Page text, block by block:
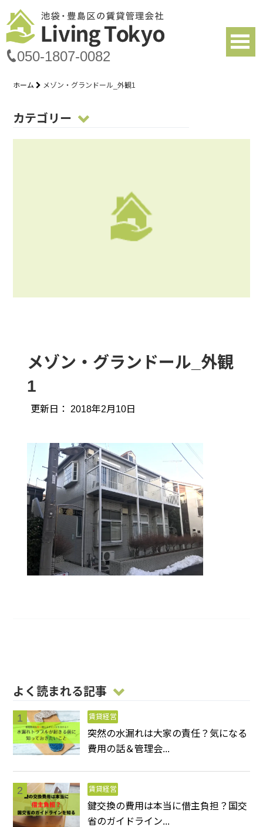
050-1807-0082
ホーム メゾン・グランドール_外観1
メゾン・グランドール_外観
1
更新日： 2018年2月10日
カテゴリー
よく読まれる記事
賃貸経営
突然の水漏れは大家の責任？気になる
費用の話＆管理会...
賃貸経営
鍵交換の費用は本当に借主負担？国交
省のガイドライン...